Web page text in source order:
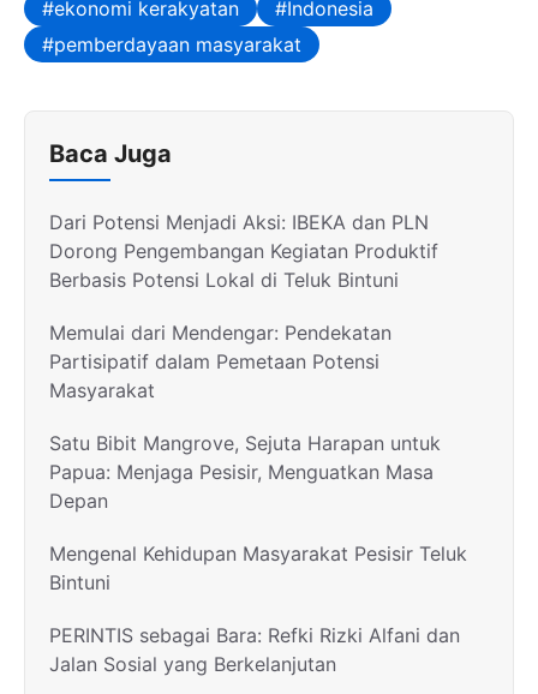
ekonomi kerakyatan
Indonesia
pemberdayaan masyarakat
Baca Juga
Dari Potensi Menjadi Aksi: IBEKA dan PLN
Dorong Pengembangan Kegiatan Produktif
Berbasis Potensi Lokal di Teluk Bintuni
Memulai dari Mendengar: Pendekatan
Partisipatif dalam Pemetaan Potensi
Masyarakat
Satu Bibit Mangrove, Sejuta Harapan untuk
Papua: Menjaga Pesisir, Menguatkan Masa
Depan
Mengenal Kehidupan Masyarakat Pesisir Teluk
Bintuni
PERINTIS sebagai Bara: Refki Rizki Alfani dan
Jalan Sosial yang Berkelanjutan